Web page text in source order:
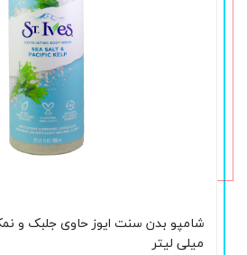
میلی لیتر